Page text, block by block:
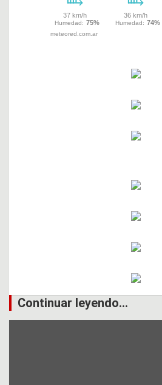
Continuar leyendo...